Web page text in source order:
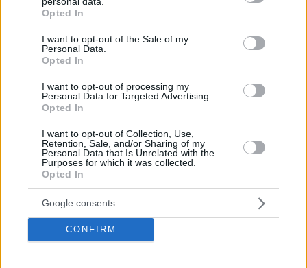
grant or deny consent to Google and its third-party tags to
use your data for below specified purposes in below Google
consent section.
Opted In
I want to opt-out of the Sale of my
Personal Data.
Opted In
I want to opt-out of processing my
Personal Data for Targeted Advertising.
Opted In
I want to opt-out of Collection, Use,
Retention, Sale, and/or Sharing of my
Personal Data that Is Unrelated with the
Purposes for which it was collected.
Opted In
Google consents
CONFIRM
Η Μαρίνα Βερνίκου έπιασε λαγοκέφαλο: Δεν υπάρχει
κανένας λόγος να φοβόμαστε ή να αποφεύγουμε τη
θάλασσα, λέει
Πώς θα καταλάβετε αν ασκείτε παθητική επιθετικότητα
στη σχέση σας
πριν 37 λεπτά
ΔΕΙΤΕ ΟΛΕΣ ΤΙΣ ΕΙΔΗΣΕΙΣ
ΤΑ ΠΙΟ ΔΗΜΟΦΙΛΗ